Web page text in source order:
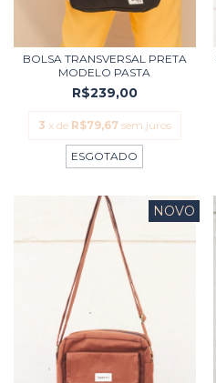
BOLSA TRANSVERSAL PRETA
MODELO PASTA
R$239,00
3 x de R$79,67 sem juros
ESGOTADO
NOVO